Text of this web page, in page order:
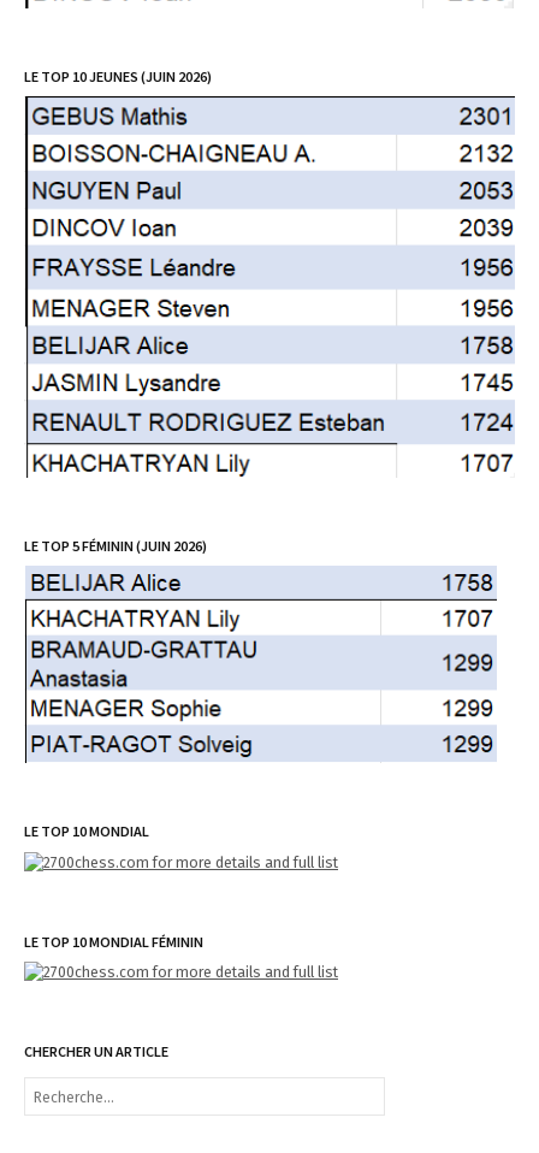
LE TOP 10 JEUNES (JUIN 2026)
LE TOP 5 FÉMININ (JUIN 2026)
LE TOP 10 MONDIAL
LE TOP 10 MONDIAL FÉMININ
CHERCHER UN ARTICLE
R